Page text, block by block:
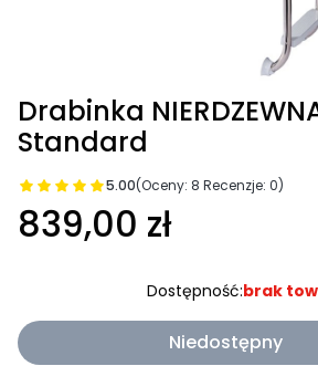
Drabinka
Standard
5.00(Oceny: 8 Recenzje: 0)
839,00 zł
Dostępność:brak
Niedostępny